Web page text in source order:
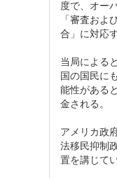
度で、オー
「審査およ
合」に対応
当局による
国の国民に
能性がある
金される。
アメリカ政
法移民抑制
置を講じてい